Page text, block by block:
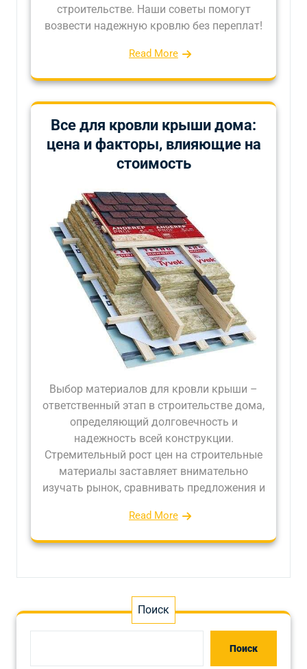
строительстве. Наши советы помогут
возвести надежную кровлю без переплат!
Read More
Все для кровли крыши дома:
цена и факторы, влияющие на
стоимость
Выбор материалов для кровли крыши –
ответственный этап в строительстве дома,
определяющий долговечность и
надежность всей конструкции.
Стремительный рост цен на строительные
материалы заставляет внимательно
изучать рынок, сравнивать предложения и
Read More
Поиск
Поиск